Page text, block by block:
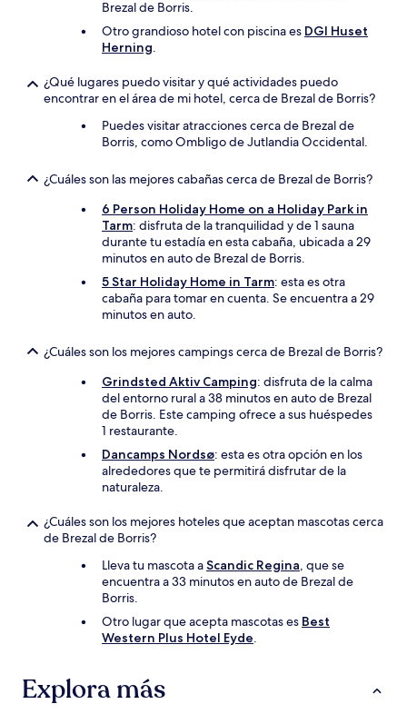
Brezal de Borris.
Otro grandioso hotel con piscina es DGI Huset
Herning.
¿Qué lugares puedo visitar y qué actividades puedo
encontrar en el área de mi hotel, cerca de Brezal de Borris?
Puedes visitar atracciones cerca de Brezal de
Borris, como Ombligo de Jutlandia Occidental.
¿Cuáles son las mejores cabañas cerca de Brezal de Borris?
6 Person Holiday Home on a Holiday Park in
Tarm: disfruta de la tranquilidad y de 1 sauna
durante tu estadía en esta cabaña, ubicada a 29
minutos en auto de Brezal de Borris.
5 Star Holiday Home in Tarm: esta es otra
cabaña para tomar en cuenta. Se encuentra a 29
minutos en auto.
¿Cuáles son los mejores campings cerca de Brezal de Borris?
Grindsted Aktiv Camping: disfruta de la calma
del entorno rural a 38 minutos en auto de Brezal
de Borris. Este camping ofrece a sus huéspedes
1 restaurante.
Dancamps Nordsø: esta es otra opción en los
alrededores que te permitirá disfrutar de la
naturaleza.
¿Cuáles son los mejores hoteles que aceptan mascotas cerca
de Brezal de Borris?
Lleva tu mascota aScandic Regina, que se
encuentra a 33 minutos en auto de Brezal de
Borris.
Otro lugar que acepta mascotas es Best
Western Plus Hotel Eyde.
Explora más